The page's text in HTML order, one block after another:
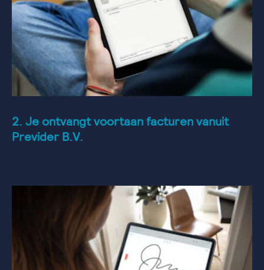
2. Je ontvangt voortaan facturen vanuit
Previder B.V.